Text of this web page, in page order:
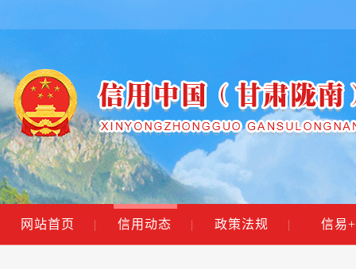
网站首页 | 信用动态 | 政策法规 | 信易+